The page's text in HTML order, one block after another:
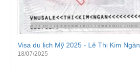
Visa du lịch Mỹ 2025 - Lê Thị Kim Ngàn
18/07/2025